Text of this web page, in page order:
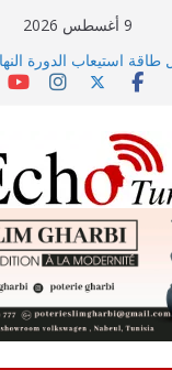
9 أغسطس 2026
استيعاب الدورة
يتفقد سير أشغال
نسعى لاستكمال
حماية الطفولة يحذر